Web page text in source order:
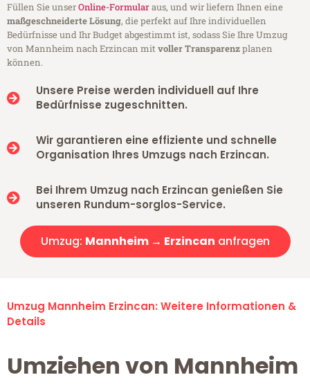
Füllen Sie unserOnline-Formularaus, und wir liefern Ihnen eine
maßgeschneiderte Lösung, die perfekt auf Ihre individuellen
Bedürfnisse und Ihr Budget abgestimmt ist, sodass Sie Ihre Umzug
von Mannheim nach Erzincan mitvoller Transparenzplanen
können.
Unsere Preise werden individuell auf Ihre
Bedürfnisse zugeschnitten.
Wir garantieren eine effiziente und schnelle
Organisation Ihres Umzugs nach Erzincan.
Bei Ihrem Umzug nach Erzincan genießen Sie
unseren Rundum-sorglos-Service.
Umzug: Mannheim → Erzincan anfragen
Umzug Mannheim Erzincan: Weitere Informationen &
Details
Umziehen von Mannheim